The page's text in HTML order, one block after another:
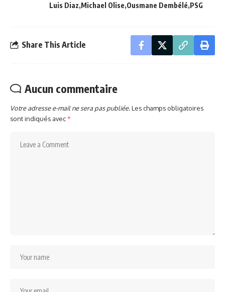
Luis Diaz Michael Olise Ousmane Dembélé PSG
Share This Article
Aucun commentaire
Votre adresse e-mail ne sera pas publiée.Les champs obligatoires
sont indiqués avec*